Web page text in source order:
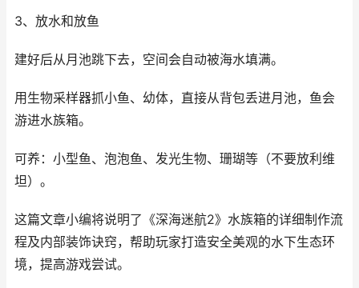
3、放水和放鱼
建好后从月池跳下去，空间会自动被海水填满。
用生物采样器抓小鱼、幼体，直接从背包丢进月池，鱼会
游进水族箱。
可养：小型鱼、泡泡鱼、发光生物、珊瑚等（不要放利维
坦）。
这篇文章小编将说明了《深海迷航2》水族箱的详细制作流
程及内部装饰诀窍，帮助玩家打造安全美观的水下生态环
境，提高游戏尝试。